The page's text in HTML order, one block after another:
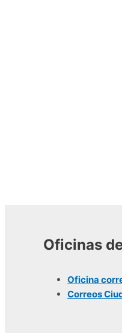
Oficinas
Oficina
Correos